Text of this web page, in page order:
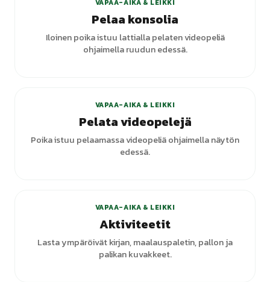
VAPAA-AIKA & LEIKKI
Pelaa konsolia
Iloinen poika istuu lattialla pelaten videopeliä
ohjaimella ruudun edessä.
VAPAA-AIKA & LEIKKI
Pelata videopelejä
Poika istuu pelaamassa videopeliä ohjaimella näytön
edessä.
VAPAA-AIKA & LEIKKI
Aktiviteetit
Lasta ympäröivät kirjan, maalauspaletin, pallon ja
palikan kuvakkeet.